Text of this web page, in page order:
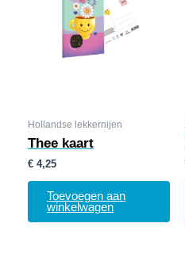
Hollandse lekkernijen
Thee kaart
€ 4,25
Toevoegen aan
winkelwagen